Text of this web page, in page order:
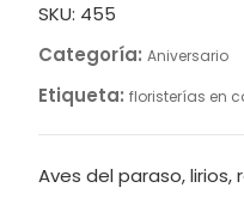
SKU: 455
Categoría: Aniversario
Etiqueta: floristerías en
Aves del paraso,